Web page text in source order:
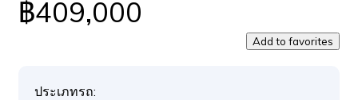
฿409,000
Add to favorites
ประเภทรถ: